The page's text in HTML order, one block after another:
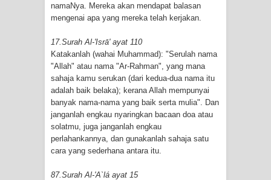
namaNya. Mereka akan mendapat balasan
mengenai apa yang mereka telah kerjakan.
17.Surah Al-'Isrā' ayat 110
Katakanlah (wahai Muhammad): "Serulah nama
"Allah" atau nama "Ar-Rahman", yang mana
sahaja kamu serukan (dari kedua-dua nama itu
adalah baik belaka); kerana Allah mempunyai
banyak nama-nama yang baik serta mulia". Dan
janganlah engkau nyaringkan bacaan doa atau
solatmu, juga janganlah engkau
perlahankannya, dan gunakanlah sahaja satu
cara yang sederhana antara itu.
87.Surah Al-'A`lá ayat 15